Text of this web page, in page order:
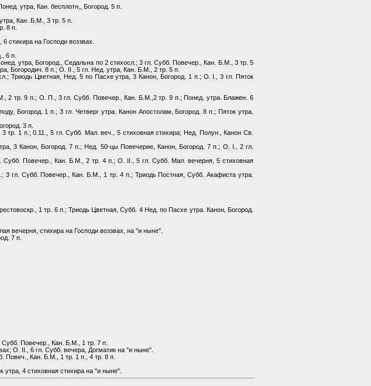
утра, Кан. бесплотн,, Богород. 5 п.
Кан. Б.М., 3 тр. 5 п.
8 п.
на Господи воззвах.
6 п.
утра, Богород., Седальна по 2 стихосл.; 3 гл. Субб. Повечер., Кан. Б.М., 3 тр. 5
Богородич. 8 п.; О. II., 5 гл. Нед. утра, Кан. Б.М., 2 тр. 5 п.
Триодь Цветная, Нед. 5 по Пасхе утра, 3 Канон, Богород. 1 п.; О. I., 3 гл. Пяток
2 тр. 9 п.; О. П., 3 гл. Субб. Повечер., Кан. Б.М.,2 тр. 9 п.; Понед. утра. Блажен. 6
Богород. 1 п.; 3 гл. Четверг утра. Канон Апостолам, Богород. 8 п.; Пяток утра,
3 п.
1 п.; 0.11., 5 гл. Субб. Мал. веч., 5 стиховная стихира; Нед. Полун., Канон Св.
3 Канон, Богород. 7 п.; Нед. 50-цы Повечерие, Канон, Богород. 7 п.; О. I., 2 гл.
Повечер., Кан. Б.М., 2 тр. 4 п.; О. II., 5 гл. Субб. Мал. вечерня, 5 стиховная
гл. Субб. Повечер., Кан. Б.М., 1 тр. 4 п.; Триодь Постная, Субб. Акафиста утра.
1 тр. 6 п.; Триодь Цветная, Субб. 4 Нед. по Пасхе утра. Канон, Богород.
вечерня, стихира на Господи воззвах, на "и ныне".
7 п.
Повечер., Кан. Б.М., 1 тр. 7 п.
О. II., 6 гл. Субб. вечера, Догматик на "и ныне".
Повеч., Кан. Б.М., 1 тр. 1 п., 4 тр. 8 п.
4 стиховная стихира на "и ныне".